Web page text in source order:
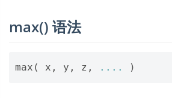
max() 语法
max ( x , y , z , .... )